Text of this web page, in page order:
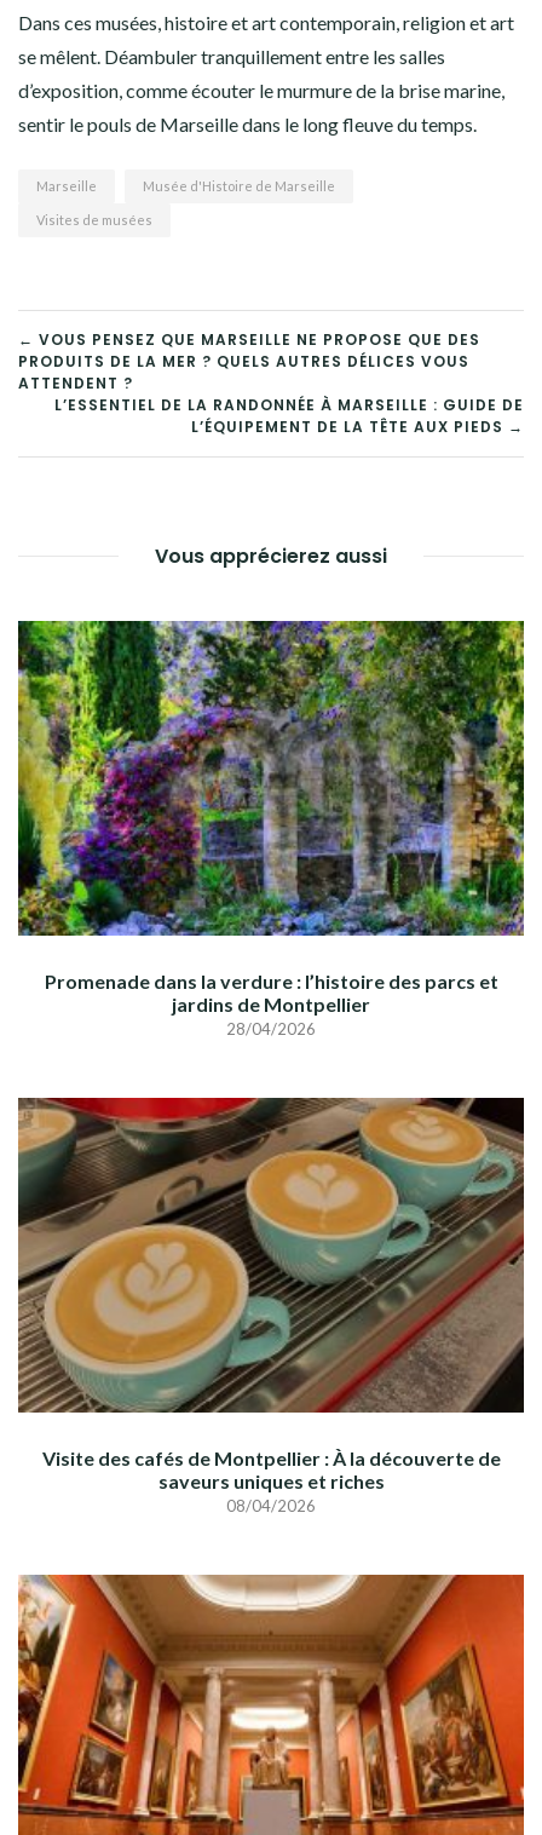
Dans ces musées, histoire et art contemporain, religion et art
se mêlent. Déambuler tranquillement entre les salles
d’exposition, comme écouter le murmure de la brise marine,
sentir le pouls de Marseille dans le long fleuve du temps.
Marseille Musée d'Histoire de Marseille
Visites de musées
NAVIGATION
DE
L’ARTICLE
← VOUS PENSEZ QUE MARSEILLE NE PROPOSE QUE DES
PRODUITS DE LA MER ? QUELS AUTRES DÉLICES VOUS
ATTENDENT ?
L’ESSENTIEL DE LA RANDONNÉE À MARSEILLE : GUIDE DE
L’ÉQUIPEMENT DE LA TÊTE AUX PIEDS →
Vous apprécierez aussi
Promenade dans la verdure : l’histoire des parcs et
jardins de Montpellier
28/04/2026
Visite des cafés de Montpellier : À la découverte de
saveurs uniques et riches
08/04/2026